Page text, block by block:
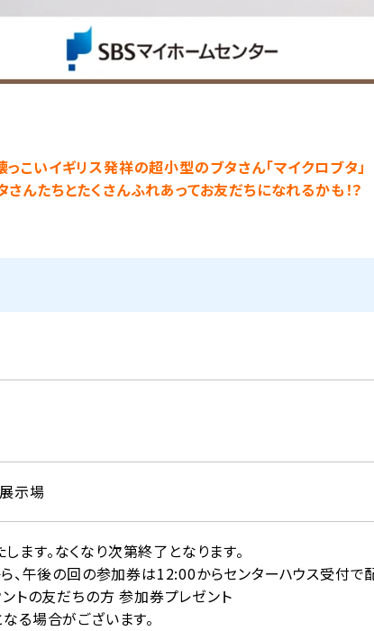
っこいイギリス発祥の超小型のブタさん「マイクロブタ」
さんたちとたくさんふれあってお友だちになれるかも！？
示場
す。なくなり次第終了となります。
午後の回の参加券は12:00からセンターハウス受付で
トの友だちの方 参加券プレゼント
る場合がございます。